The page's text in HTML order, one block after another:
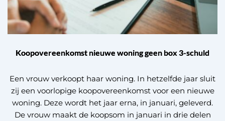
Koopovereenkomst nieuwe woning geen box 3-schuld
Een vrouw verkoopt haar woning. In hetzelfde jaar sluit
zij een voorlopige koopovereenkomst voor een nieuwe
woning. Deze wordt het jaar erna, in januari, geleverd.
De vrouw maakt de koopsom in januari in drie delen